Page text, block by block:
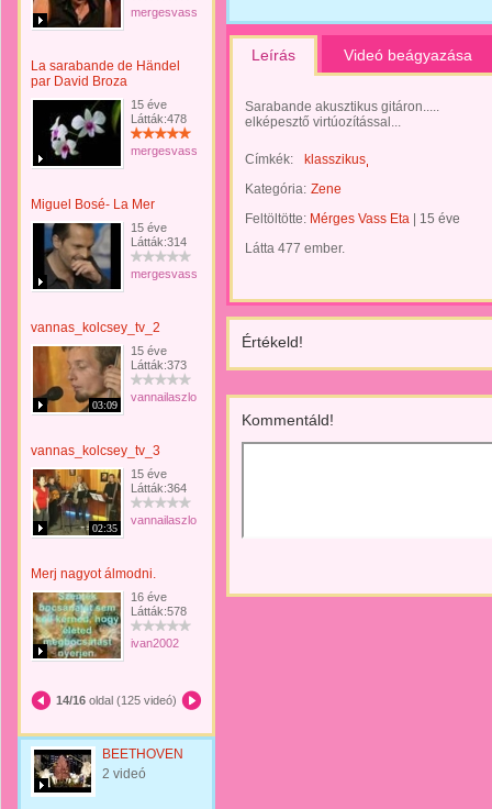
mergesvasseta
La sarabande de Händel
par David Broza
15 éve
Látták:478
mergesvasseta
Miguel Bosé- La Mer
15 éve
Látták:314
mergesvasseta
vannas_kolcsey_tv_2
03:09
15 éve
Látták:373
vannailaszlopal
vannas_kolcsey_tv_3
02:35
15 éve
Látták:364
vannailaszlopal
Merj nagyot álmodni.
16 éve
Látták:578
ivan2002
14/16 oldal (125 videó)
BEETHOVEN
2 videó
Leírás Videó beágyazása
Sarabande akusztikus gitáron.....
elképesztő virtúozítással...
Címkék:
klasszikus
Kategória: Zene
Feltöltötte: Mérges Vass Eta
15 éve
Látta 477 ember.
Értékeld!
Kommentáld!